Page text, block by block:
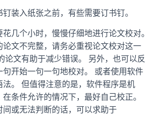
装入纸张之前，有些需要订书钉。
几个小时，慢慢仔细地进行论文校对。
论文不完整，请务必重视论文校对这一
论文有助于减少错误。 另外，也可以反
开始一句一句地校对。 或者使用软件
。 但值得注意的是，软件程序是机
条件允许的情况下，最好自己校正。
间或无法判断的话，可以求助于